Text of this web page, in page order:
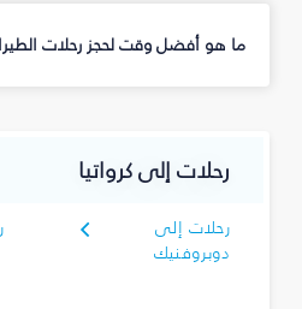
ما هو أفضل وقت لحجز رحلات
رحلات إلى كرواتيا
رحلات إلى
دوبروفنيك